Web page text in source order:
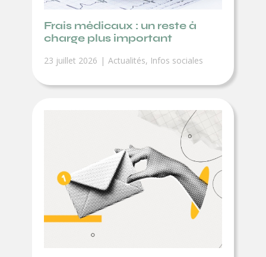
Frais médicaux : un reste à
charge plus important
23 juillet 2026 Actualités, Infos sociales